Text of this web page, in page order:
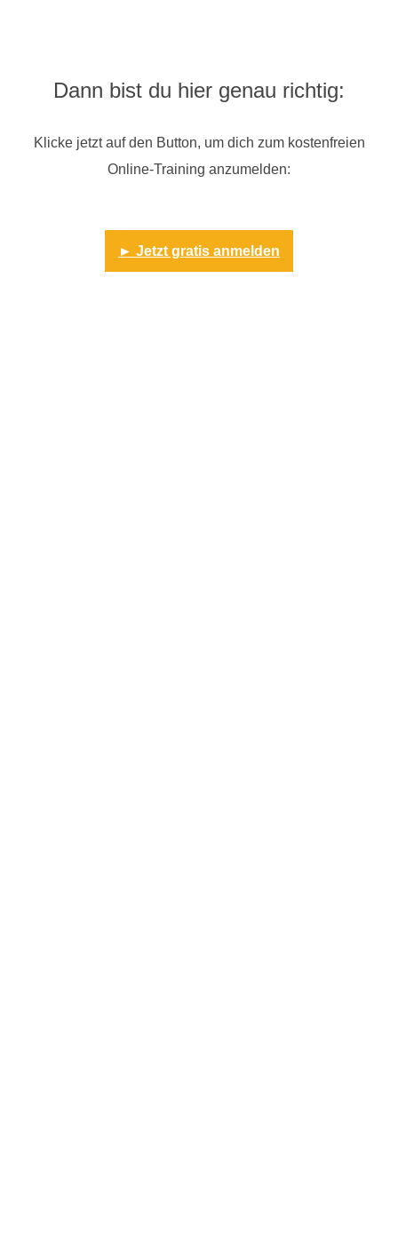
Dann bist du hier genau richtig:
Klicke jetzt auf den Button, um dich zum kostenfreien
Online-Training anzumelden:
► Jetzt gratis anmelden